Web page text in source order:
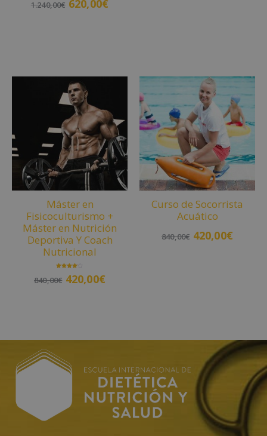
1.240,00€ 620,00€
Máster en
Fisicoculturismo +
Máster en Nutrición
Deportiva Y Coach
Nutricional
con
4.00
840,00€ 420,00€
Curso de Socorrista
Acuático
840,00€ 420,00€